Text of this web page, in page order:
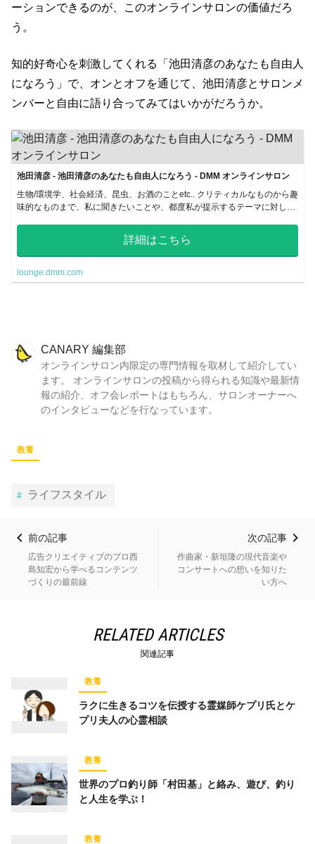
ーションできるのが、このオンラインサロンの価値だろ
う。
知的好奇心を刺激してくれる「池田清彦のあなたも自由人
になろう」で、オンとオフを通じて、池田清彦とサロンメ
ンバーと自由に語り合ってみてはいかがだろうか。
池田清彦 - 池田清彦のあなたも自由人になろう - DMM オンラインサロン
生物/環境学、社会経済、昆虫、お酒のことetc.. クリティカルなものから趣
味的なものまで、私に聞きたいことや、都度私が提示するテーマに対し皆
詳細はこちら
lounge.dmm.com
CANARY 編集部
オンラインサロン内限定の専門情報を取材して紹介してい
ます。 オンラインサロンの投稿から得られる知識や最新情
報の紹介、オフ会レポートはもちろん、サロンオーナーへ
のインタビューなどを行なっています。
教養
ライフスタイル
前の記事
広告クリエイティブのプロ西
島知宏から学べるコンテンツ
づくりの最前線
次の記事
作曲家・新垣隆の現代音楽や
コンサートへの想いを知りた
い方へ
RELATED ARTICLES
関連記事
教養
ラクに生きるコツを伝授する霊媒師ケプリ氏とケ
プリ夫人の心霊相談
教養
世界のプロ釣り師「村田基」と絡み、遊び、釣り
と人生を学ぶ！
教養